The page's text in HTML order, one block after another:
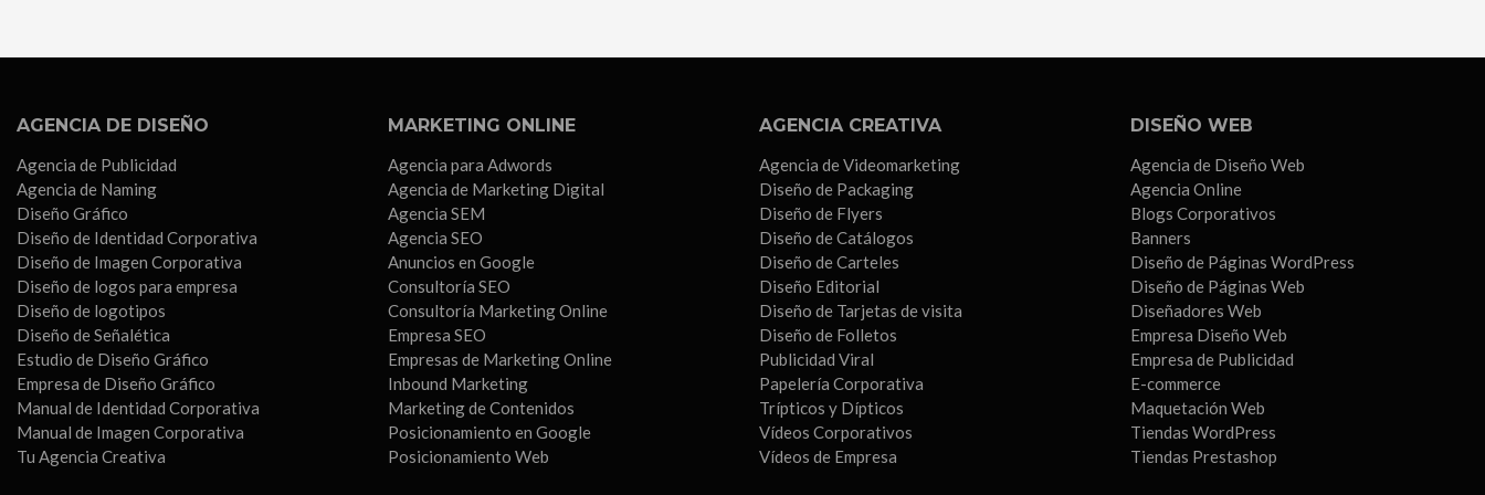
AGENCIA DE DISEÑO
Agencia de Publicidad
Agencia de Naming
Diseño Gráfico
Diseño de Identidad Corporativa
Diseño de Imagen Corporativa
Diseño de logos para empresa
Diseño de logotipos
Diseño de Señalética
Estudio de Diseño Gráfico
Empresa de Diseño Gráfico
Manual de Identidad Corporativa
Manual de Imagen Corporativa
Tu Agencia Creativa
MARKETING ONLINE
Agencia para Adwords
Agencia de Marketing Digital
Agencia SEM
Agencia SEO
Anuncios en Google
Consultoría SEO
Consultoría Marketing Online
Empresa SEO
Empresas de Marketing Online
Inbound Marketing
Marketing de Contenidos
Posicionamiento en Google
Posicionamiento Web
AGENCIA CREATIVA
Agencia de Videomarketing
Diseño de Packaging
Diseño de Flyers
Diseño de Catálogos
Diseño de Carteles
Diseño Editorial
Diseño de Tarjetas de visita
Diseño de Folletos
Publicidad Viral
Papelería Corporativa
Trípticos y Dípticos
Vídeos Corporativos
Vídeos de Empresa
DISEÑO WEB
Agencia de Diseño Web
Agencia Online
Blogs Corporativos
Banners
Diseño de Páginas WordPress
Diseño de Páginas Web
Diseñadores Web
Empresa Diseño Web
Empresa de Publicidad
E-commerce
Maquetación Web
Tiendas WordPress
Tiendas Prestashop